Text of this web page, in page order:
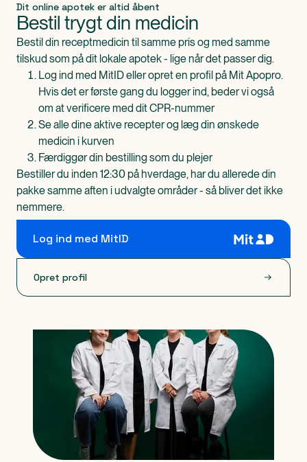
Dit online apotek er altid åbent
Bestil trygt din medicin
Bestil din receptmedicin til samme pris og med samme
tilskud som på dit lokale apotek - lige når det passer dig.
Log ind med MitID eller opret en profil på Mit Apopro.
Hvis det er første gang du logger ind, beder vi også
om at verificere med dit CPR-nummer
Se alle dine aktive recepter og læg din ønskede
medicin i kurven
Færdiggør din bestilling som du plejer
Bestiller du inden 12:30 på hverdage, har du allerede din
pakke samme aften i udvalgte områder - så bliver det ikke
nemmere.
Log ind med MitID
Opret profil